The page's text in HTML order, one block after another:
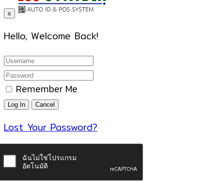
x
Hello, Welcome Back!
Remember Me
Lost Your Password?